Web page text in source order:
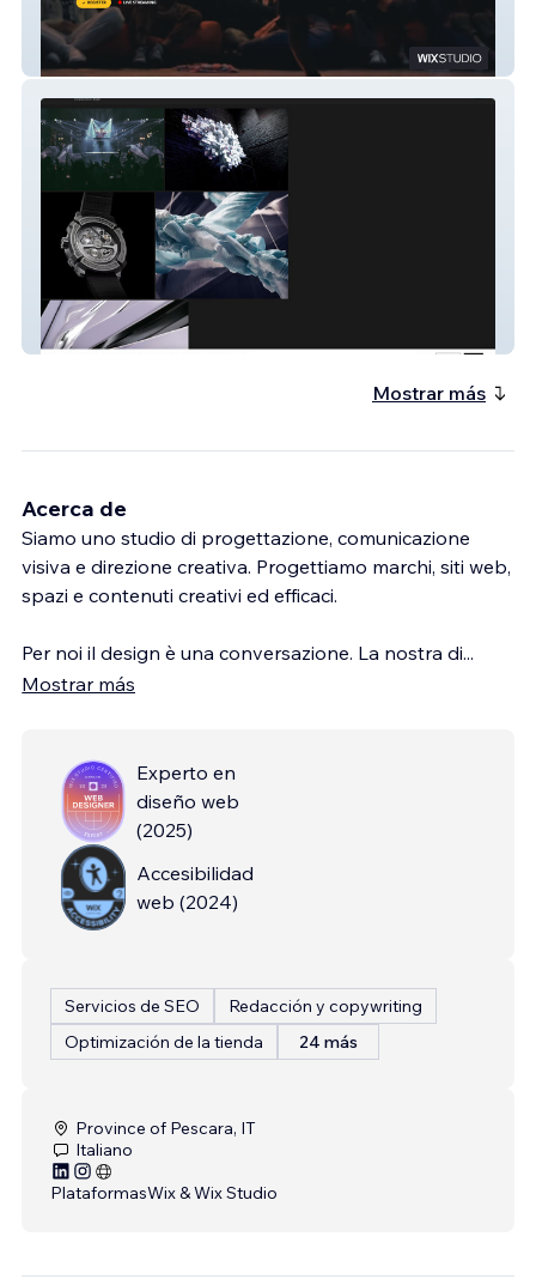
Check The Style
Arturo Tedeschi - Computational Designer
Mostrar más
Acerca de
Siamo uno studio di progettazione, comunicazione
visiva e direzione creativa. Progettiamo marchi, siti web,
spazi e contenuti creativi ed efficaci.
Per noi il design è una conversazione. La nostra di...
Mostrar más
Experto en
diseño web
(2025)
Accesibilidad
web (2024)
Servicios de SEO
Redacción y copywriting
Optimización de la tienda
24 más
Province of Pescara, IT
Italiano
PlataformasWix & Wix Studio